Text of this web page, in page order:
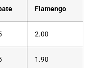
Flamengo
2.00
1.90